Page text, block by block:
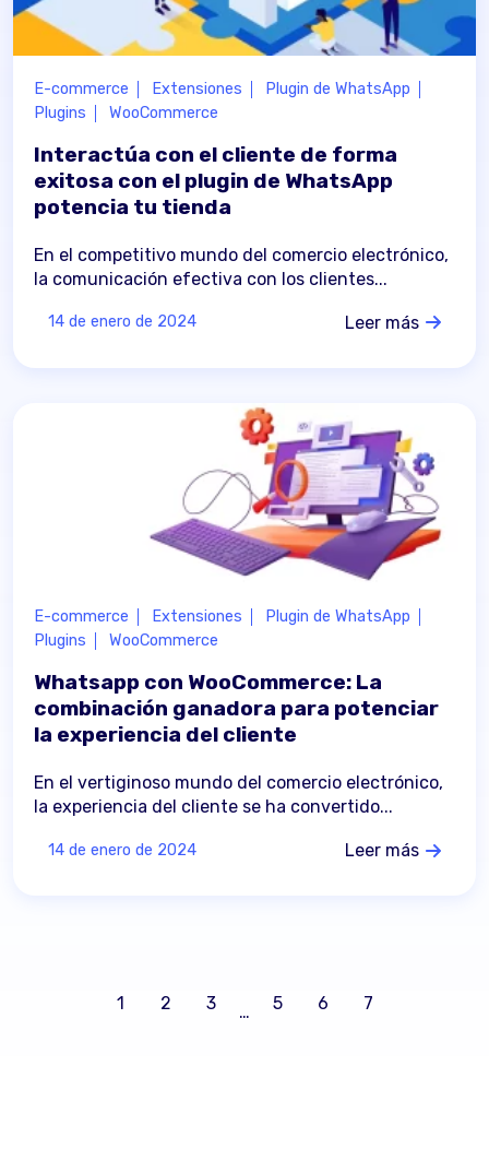
E-commerce Extensiones
Plugin de WhatsApp
Plugins
WooCommerce
Interactúa con el cliente de forma
exitosa con el plugin de WhatsApp
potencia tu tienda
En el competitivo mundo del comercio electrónico,
la comunicación efectiva con los clientes...
14 de enero de 2024 Leer más
E-commerce Extensiones
Plugin de WhatsApp
Plugins
WooCommerce
Whatsapp con WooCommerce: La
combinación ganadora para potenciar
la experiencia del cliente
En el vertiginoso mundo del comercio electrónico,
la experiencia del cliente se ha convertido...
14 de enero de 2024 Leer más
1 2 3 … 5 6 7